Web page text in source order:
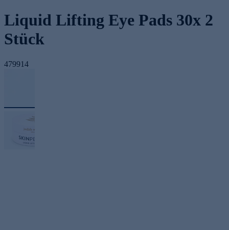
Liquid Lifting Eye Pads 30x 2
Stück
479914